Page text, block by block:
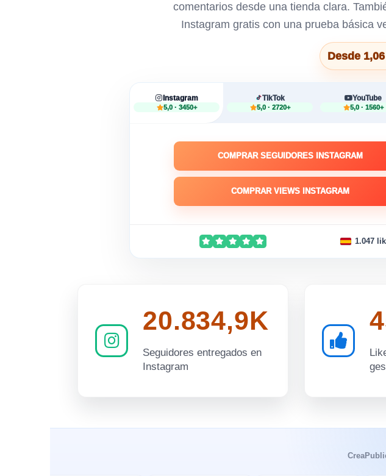
comentarios desde una tienda clara.
Instagram gratis con una prueba básica
Desde
Instagram
5,0 · 3450+
TikTok
5,0 · 2720+
YouTube
5,0 · 1560+
COMPRAR SEGUIDORES INSTAGRAM
COMPRAR VIEWS INSTAGRAM
1.047
20.834,9K
Seguidores entregados en
Instagram